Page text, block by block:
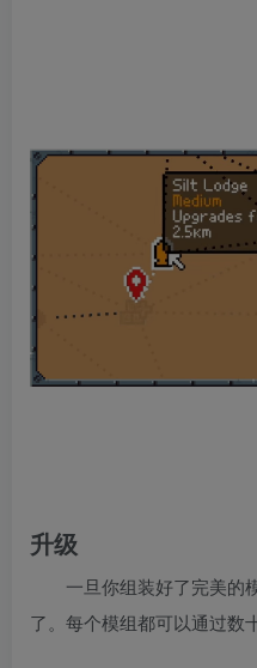
升级
一旦你组装好了完美的
了。每个模组都可以通过数